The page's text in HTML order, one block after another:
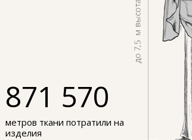
871 570
метров ткани потратили на
изделия